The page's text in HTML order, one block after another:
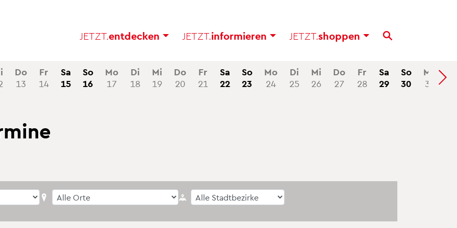
JETZT.ent­de­cken JETZT.in­for­mie­ren JETZT.shop­pen
Do
13
Fr
14
Sa
15
So
16
Mo
17
Di
18
Mi
19
Do
20
Fr
21
Sa
22
So
23
Mo
24
Di
25
Mi
26
Do
27
Fr
28
Sa
29
So
30
Mo
31